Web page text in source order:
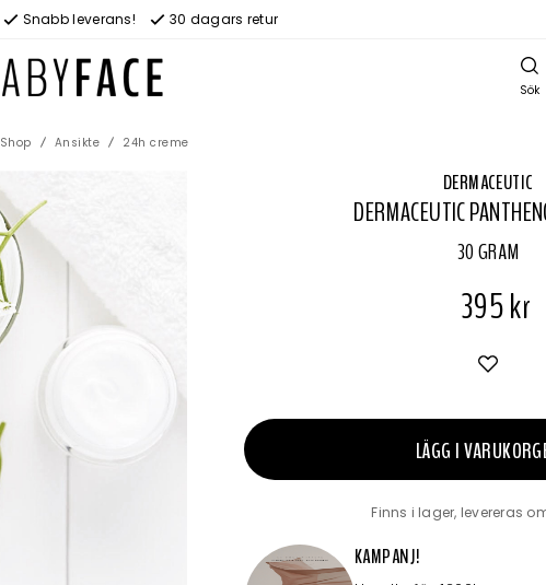
Snabb leverans! 30 dagars retur
Sök
Shop Ansikte 24h creme
DERMACEUTIC
DERMACEUTIC
30 GRAM
395 kr
LÄGG I
Finns i lager, levereras
KAMPANJ!